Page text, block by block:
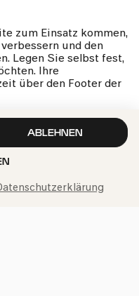
zum Einsatz kommen,
und den
Legen Sie selbst fest,
Ihre
über den Footer der
ABLEHNEN
um. Mehr dazu in